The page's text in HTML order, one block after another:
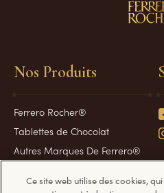
Nos Produits
Ferrero Rocher®
Tablettes de Chocolat
Autres Marques De Ferrero®
Spécialités de Pâques
Ce site web utilise des cookies,